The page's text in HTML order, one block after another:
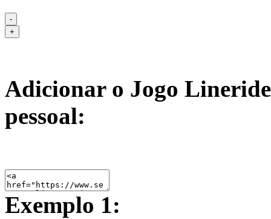
Adicionar o Jogo
pessoal:
Exemplo 1: